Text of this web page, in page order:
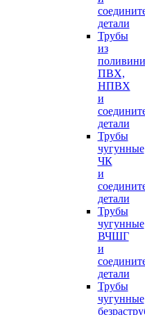
детали
Трубы
из
ПВХ,
НПВХ
и
детали
Трубы
чугунные
ЧК
и
детали
Трубы
чугунные
ВЧШГ
и
детали
Трубы
чугунные